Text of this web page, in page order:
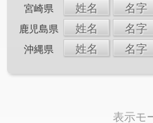
宮崎県 姓名 名字
鹿児島県 姓名 名字
沖縄県 姓名 名字
表示モ